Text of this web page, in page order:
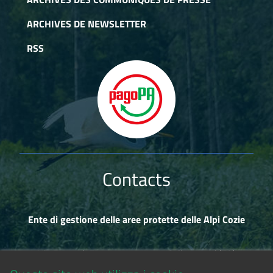
ARCHIVES DE NEWSLETTER
RSS
Contacts
Ente di gestione delle aree protette delle Alpi Cozie
Via Fransuà Fontan, 1 - 10050 Salbertrand (TO)